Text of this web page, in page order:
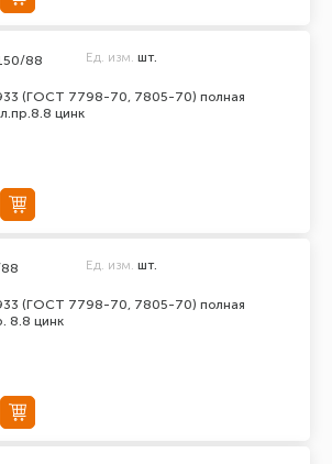
(ГОСТ 7798-70, 7805-70) полная
цинк
88 Ед. изм. шт.
(ГОСТ 7798-70, 7805-70) полная
8.8 цинк
Ед. изм. шт.